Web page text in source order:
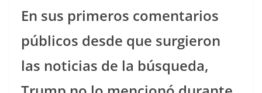
En sus primeros comentarios
públicos desde que surgieron
las noticias de la búsqueda,